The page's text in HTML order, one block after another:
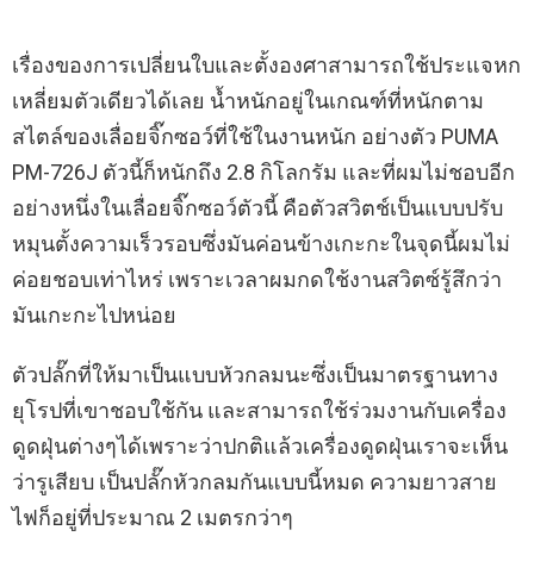
เรื่องของการเปลี่ยนใบและตั้งองศาสามารถใช้ประแจหก
เหลี่ยมตัวเดียวได้เลย น้ำหนักอยู่ในเกณฑ์ที่หนักตาม
สไตล์ของเลื่อยจิ๊กซอว์ที่ใช้ในงานหนัก อย่างตัว PUMA
PM-726J ตัวนี้ก็หนักถึง 2.8 กิโลกรัม และที่ผมไม่ชอบอีก
อย่างหนึ่งในเลื่อยจิ๊กซอว์ตัวนี้ คือตัวสวิตช์เป็นแบบปรับ
หมุนตั้งความเร็วรอบซึ่งมันค่อนข้างเกะกะในจุดนี้ผมไม่
ค่อยชอบเท่าไหร่ เพราะเวลาผมกดใช้งานสวิตซ์รู้สึกว่า
มันเกะกะไปหน่อย
ตัวปลั๊กที่ให้มาเป็นแบบหัวกลมนะซึ่งเป็นมาตรฐานทาง
ยุโรปที่เขาชอบใช้กัน และสามารถใช้ร่วมงานกับเครื่อง
ดูดฝุ่นต่างๆได้เพราะว่าปกติแล้วเครื่องดูดฝุ่นเราจะเห็น
ว่ารูเสียบ เป็นปลั๊กหัวกลมกันแบบนี้หมด ความยาวสาย
ไฟก็อยู่ที่ประมาณ 2 เมตรกว่าๆ